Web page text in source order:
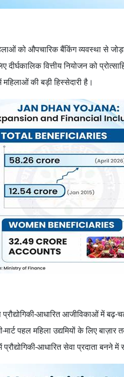
को औपचारिक बैंकिंग व्यवस्था से
वित्तीय नियोजन को
महिलाओं की बड़ी हिस्सेदारी है।
आधारित आजीविकाओं में बढ़-
मार्ट पहल महिला उद्यमियों के लिए
आधारित सेवा प्रदाता बनने में